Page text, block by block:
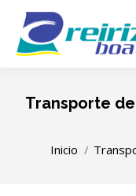
Transporte
Estás aquí:
Inicio